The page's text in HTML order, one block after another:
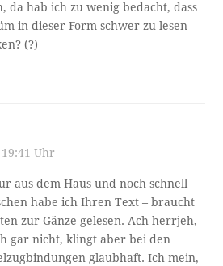
da hab ich zu wenig bedacht, dass
in dieser Form schwer zu lesen
(?)
Uhr
aus dem Haus und noch schnell
habe ich Ihren Text – braucht
zur Gänze gelesen. Ach herrjeh,
gar nicht, klingt aber bei den
glaubhaft. Ich mein,